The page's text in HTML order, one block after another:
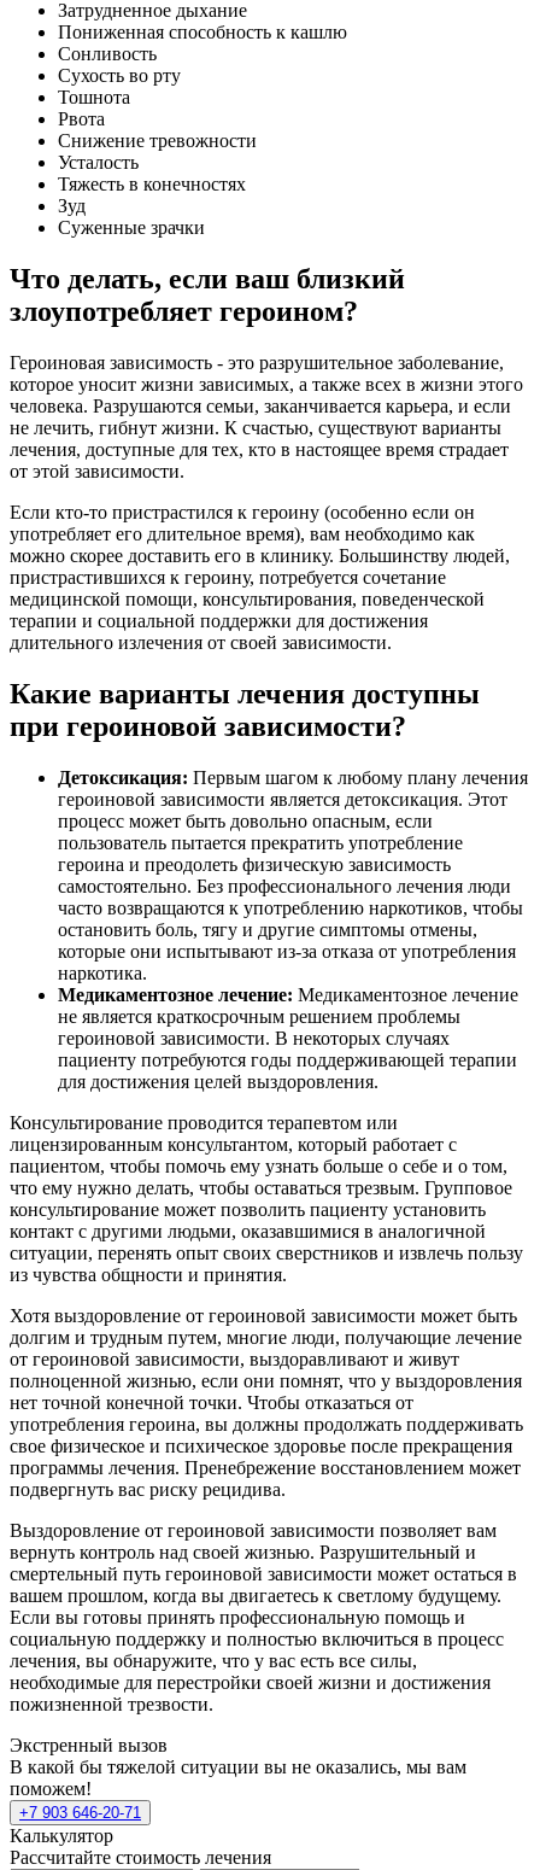
Затрудненное дыхание
Пониженная способность к кашлю
Сонливость
Сухость во рту
Тошнота
Рвота
Снижение тревожности
Усталость
Тяжесть в конечностях
Зуд
Суженные зрачки
Что делать, если ваш близкий
злоупотребляет героином?
Героиновая зависимость - это разрушительное заболевание,
которое уносит жизни зависимых, а также всех в жизни этого
человека. Разрушаются семьи, заканчивается карьера, и если
не лечить, гибнут жизни. К счастью, существуют варианты
лечения, доступные для тех, кто в настоящее время страдает
от этой зависимости.
Если кто-то пристрастился к героину (особенно если он
употребляет его длительное время), вам необходимо как
можно скорее доставить его в клинику. Большинству людей,
пристрастившихся к героину, потребуется сочетание
медицинской помощи, консультирования, поведенческой
терапии и социальной поддержки для достижения
длительного излечения от своей зависимости.
Какие варианты лечения доступны
при героиновой зависимости?
Детоксикация: Первым шагом к любому плану лечения
героиновой зависимости является детоксикация. Этот
процесс может быть довольно опасным, если
пользователь пытается прекратить употребление
героина и преодолеть физическую зависимость
самостоятельно. Без профессионального лечения люди
часто возвращаются к употреблению наркотиков, чтобы
остановить боль, тягу и другие симптомы отмены,
которые они испытывают из-за отказа от употребления
наркотика.
Медикаментозное лечение: Медикаментозное лечение
не является краткосрочным решением проблемы
героиновой зависимости. В некоторых случаях
пациенту потребуются годы поддерживающей терапии
для достижения целей выздоровления.
Консультирование проводится терапевтом или
лицензированным консультантом, который работает с
пациентом, чтобы помочь ему узнать больше о себе и о том,
что ему нужно делать, чтобы оставаться трезвым. Групповое
консультирование может позволить пациенту установить
контакт с другими людьми, оказавшимися в аналогичной
ситуации, перенять опыт своих сверстников и извлечь пользу
из чувства общности и принятия.
Хотя выздоровление от героиновой зависимости может быть
долгим и трудным путем, многие люди, получающие лечение
от героиновой зависимости, выздоравливают и живут
полноценной жизнью, если они помнят, что у выздоровления
нет точной конечной точки. Чтобы отказаться от
употребления героина, вы должны продолжать поддерживать
свое физическое и психическое здоровье после прекращения
программы лечения. Пренебрежение восстановлением может
подвергнуть вас риску рецидива.
Выздоровление от героиновой зависимости позволяет вам
вернуть контроль над своей жизнью. Разрушительный и
смертельный путь героиновой зависимости может остаться в
вашем прошлом, когда вы двигаетесь к светлому будущему.
Если вы готовы принять профессиональную помощь и
социальную поддержку и полностью включиться в процесс
лечения, вы обнаружите, что у вас есть все силы,
необходимые для перестройки своей жизни и достижения
пожизненной трезвости.
Экстренный вызов
В какой бы тяжелой ситуации вы не оказались, мы вам
поможем!
+7 903 646-20-71
Калькулятор
Рассчитайте стоимость лечения